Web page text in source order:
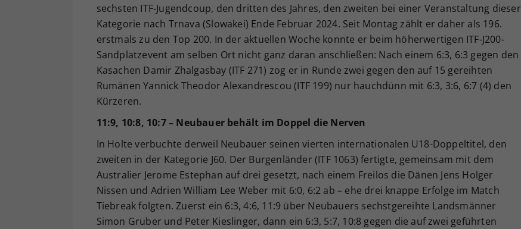
sechsten ITF-Jugendcoup, den dritten des Jahres, den zweiten bei einer Veranstaltung dieser
Kategorie nach Trnava (Slowakei) Ende Februar 2024. Seit Montag zählt er daher als 196.
erstmals zu den Top 200. In der aktuellen Woche konnte er beim höherwertigen ITF-J200-
Sandplatzevent am selben Ort nicht ganz daran anschließen: Nach einem 6:3, 6:3 gegen den
Kasachen Damir Zhalgasbay (ITF 271) zog er in Runde zwei gegen den auf 15 gereihten
Rumänen Yannick Theodor Alexandrescou (ITF 199) nur hauchdünn mit 6:3, 3:6, 6:7 (4) den
Kürzeren.
11:9, 10:8, 10:7 – Neubauer behält im Doppel die Nerven
In Holte verbuchte derweil Neubauer seinen vierten internationalen U18-Doppeltitel, den
zweiten in der Kategorie J60. Der Burgenländer (ITF 1063) fertigte, gemeinsam mit dem
Australier Jerome Estephan auf drei gesetzt, nach einem Freilos die Dänen Jens Holger
Nissen und Adrien William Lee Weber mit 6:0, 6:2 ab – ehe drei knappe Erfolge im Match
Tiebreak folgten. Zuerst ein 6:3, 4:6, 11:9 über Neubauers sechstgereihte Landsmänner
Simon Gruber und Peter Kieslinger, dann ein 6:3, 5:7, 10:8 gegen die auf zwei geführten